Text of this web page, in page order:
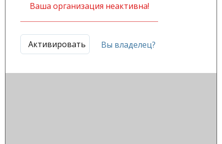
Ваша организация неактивна!
Активировать Вы владелец?